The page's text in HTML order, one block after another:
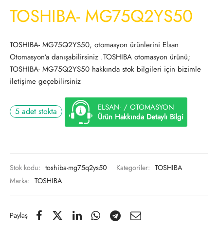
TOSHIBA- MG75Q2YS50
TOSHIBA- MG75Q2YS50, otomasyon ürünlerini Elsan
Otomasyon’a danışabilirsiniz .TOSHIBA otomasyon ürünü;
TOSHIBA- MG75Q2YS50 hakkında stok bilgileri için bizimle
iletişime geçebilirsiniz
5 adet stokta
ELSAN- / OTOMASYON
Ürün Hakkında Detaylı Bilgi
Stok kodu: toshiba-mg75q2ys50 Kategoriler: TOSHIBA
Marka: TOSHIBA
Paylaş